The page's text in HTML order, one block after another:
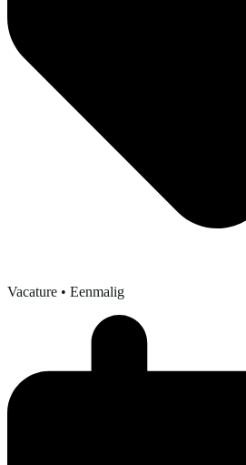
Vacature • Eenmalig